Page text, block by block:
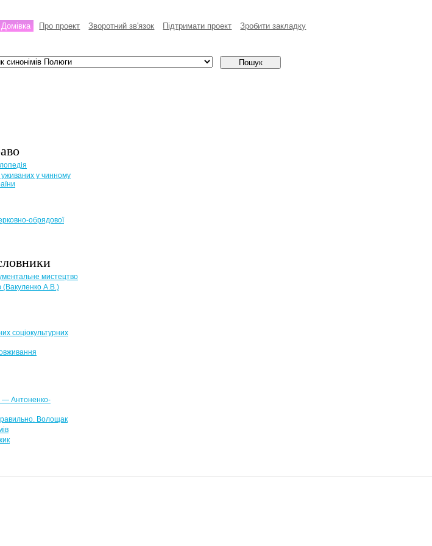
Домівка Про проект Зворотний зв'язок Пiдтримати проект Зробити закладку
уживаних у чинному
обрядової
мистецтво
(Вакуленко А.В.)
соціокультурних
— Антоненко-
Волощак